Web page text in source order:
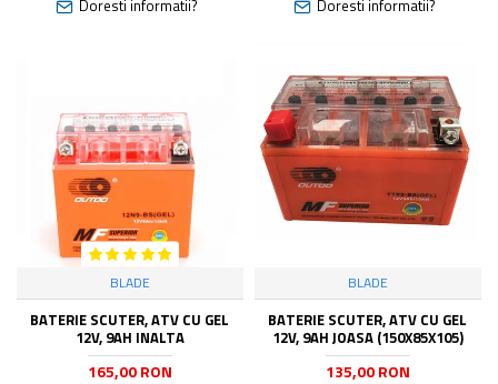
Doresti informatii?
Doresti informatii?
BLADE
BATERIE SCUTER, ATV CU GEL
12V, 9AH INALTA
165,00 RON
BLADE
BATERIE SCUTER, ATV CU GEL
12V, 9AH JOASA (150X85X105)
135,00 RON